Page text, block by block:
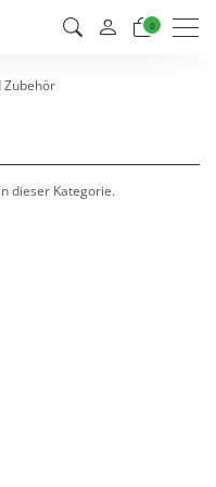
0
Zubehör
dieser Kategorie.